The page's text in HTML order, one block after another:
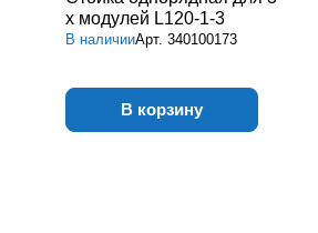
х модулей L120-1-3
В наличииАрт. 340100173
В корзину